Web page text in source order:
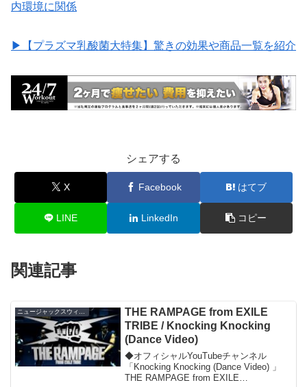
内環境に関係
▶︎【プラズマ乳酸菌大特集】驚きの効果や商品一覧を紹介
シェアする
X Facebook はてブ
LINE LinkedIn コピー
関連記事
THE RAMPAGE from EXILE
TRIBE / Knocking Knocking
(Dance Video)
◆オフィシャルYouTubeチャンネル
「Knocking Knocking (Dance Video) 」
THE RAMPAGE from EXILE